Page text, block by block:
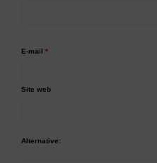
E-mail *
Site web
Alternative: